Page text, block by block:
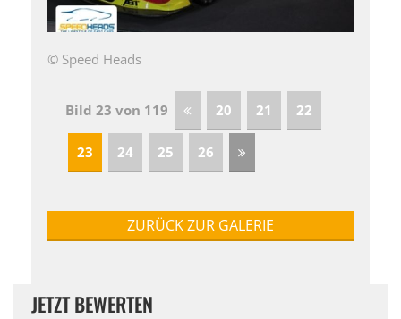
© Speed Heads
Bild 23 von 119 20 21 22
23 24 25 26
ZURÜCK ZUR GALERIE
JETZT BEWERTEN